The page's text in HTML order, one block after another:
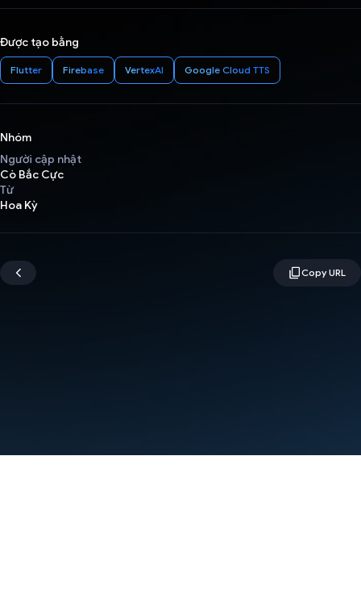
Được tạo bằng
Flutter Firebase VertexAI Google Cloud TTS
Nhóm
Người cập nhật
Cò Bắc Cực
Từ
Hoa Kỳ